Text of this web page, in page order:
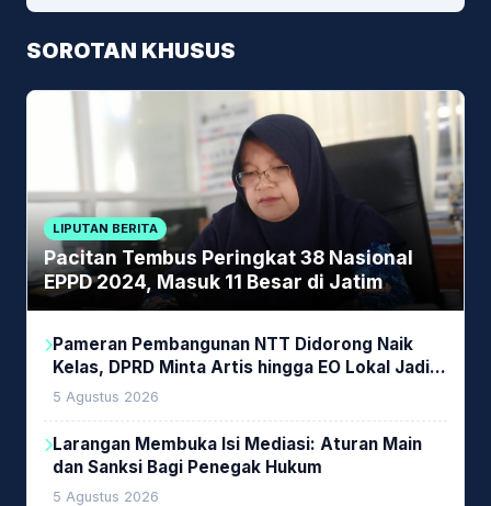
SOROTAN KHUSUS
LIPUTAN BERITA
Pacitan Tembus Peringkat 38 Nasional
EPPD 2024, Masuk 11 Besar di Jatim
Pameran Pembangunan NTT Didorong Naik
Kelas, DPRD Minta Artis hingga EO Lokal Jadi
Prioritas
5 Agustus 2026
Larangan Membuka Isi Mediasi: Aturan Main
dan Sanksi Bagi Penegak Hukum
5 Agustus 2026